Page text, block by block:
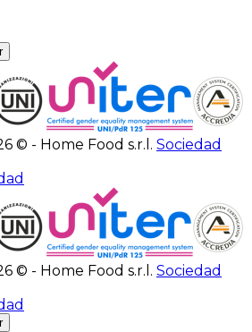
© - Home Food s.r.l. Sociedad
© - Home Food s.r.l. Sociedad